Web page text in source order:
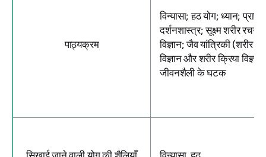
पाठ्यक्रम
विन्यासा; हठ योग; ध्यान;
दर्शनशास्त्र; सूक्ष्म शरीर रचना
विज्ञान; जैव यांत्रिकी (शरीर
विज्ञान और शरीर क्रिया
जीवनशैली के घटक